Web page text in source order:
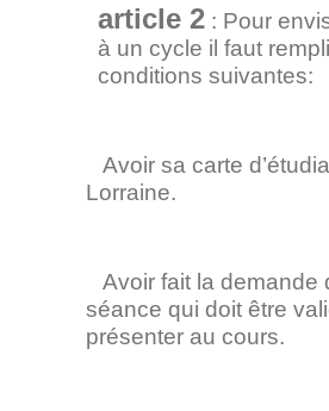
article 2 : Pour
à un cycle il faut
conditions suivantes:
Avoir sa carte
Lorraine.
Avoir fait la demande
séance qui doit être
présenter au cours.